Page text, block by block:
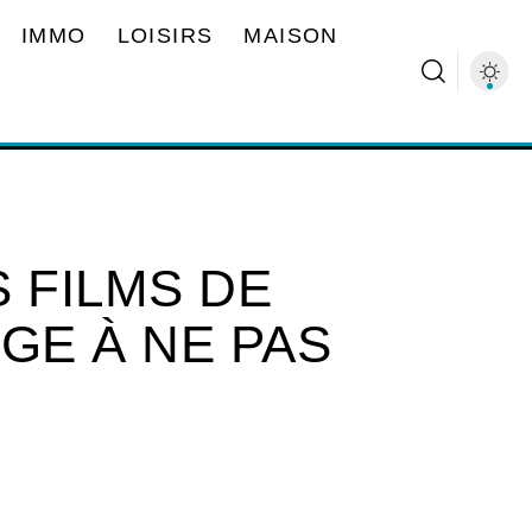
IMMO LOISIRS MAISON
FILMS DE
À NE PAS